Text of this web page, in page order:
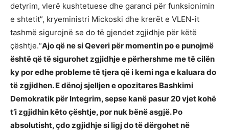
detyrim, vlerë kushtetuese dhe garanci për funksionimin
e shtetit”, kryeministri Mickoski dhe krerët e VLEN-it
tashmë sigurojnë se do të gjendet zgjidhje për këtë
çështje.“Ajo që ne si Qeveri për momentin po e punojmë
është që të sigurohet zgjidhje e përhershme me të cilën
ky por edhe probleme të tjera që i kemi nga e kaluara do
të zgjidhen. E dënoj sjelljen e opozitares Bashkimi
Demokratik për Integrim, sepse kanë pasur 20 vjet kohë
t’i zgjidhin këto çështje, por nuk bënë asgjë. Po
absolutisht, çdo zgjidhje si ligj do të dërgohet në